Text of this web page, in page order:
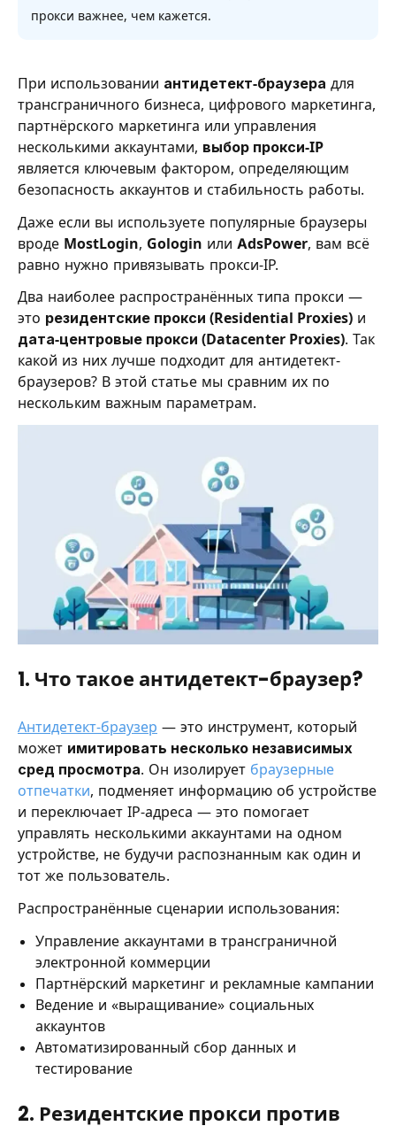
прокси важнее, чем кажется.
При использовании антидетект-браузера для
трансграничного бизнеса, цифрового маркетинга,
партнёрского маркетинга или управления
несколькими аккаунтами, выбор прокси-IP
является ключевым фактором, определяющим
безопасность аккаунтов и стабильность работы.
Даже если вы используете популярные браузеры
вроде MostLogin, Gologin или AdsPower, вам всё
равно нужно привязывать прокси-IP.
Два наиболее распространённых типа прокси —
это резидентские прокси (Residential Proxies) и
дата-центровые прокси (Datacenter Proxies). Так
какой из них лучше подходит для антидетект-
браузеров? В этой статье мы сравним их по
нескольким важным параметрам.
1. Что такое антидетект-браузер?
Антидетект-браузер — это инструмент, который
может имитировать несколько независимых
сред просмотра. Он изолирует браузерные
отпечатки, подменяет информацию об устройстве
и переключает IP-адреса — это помогает
управлять несколькими аккаунтами на одном
устройстве, не будучи распознанным как один и
тот же пользователь.
Распространённые сценарии использования:
Управление аккаунтами в трансграничной
электронной коммерции
Партнёрский маркетинг и рекламные кампании
Ведение и «выращивание» социальных
аккаунтов
Автоматизированный сбор данных и
тестирование
2. Резидентские прокси против